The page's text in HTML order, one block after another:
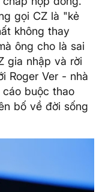
gọi CZ là "kẻ
không thay
ông cho là sai
gia nhập và rời
Roger Ver - nhà
buộc thao
bố về đời sống